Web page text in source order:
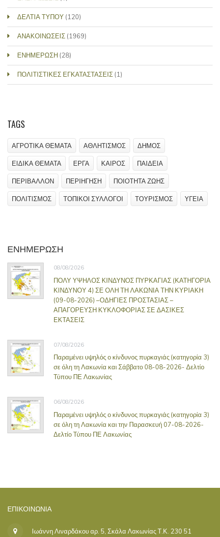
ΔΕΛΤΙΑ ΤΥΠΟΥ (120)
ΑΝΑΚΟΙΝΩΣΕΙΣ (1969)
ΕΝΗΜΕΡΩΣΗ (28)
ΠΟΛΙΤΙΣΤΙΚΕΣ ΕΓΚΑΤΑΣΤΑΣΕΙΣ (1)
TAGS
ΑΓΡΟΤΙΚΑ ΘΕΜΑΤΑ ΑΘΛΗΤΙΣΜΟΣ ΔΗΜΟΣ
ΕΙΔΙΚΑ ΘΕΜΑΤΑ ΕΡΓΑ ΚΑΙΡΟΣ ΠΑΙΔΕΙΑ
ΠΕΡΙΒΑΛΛΟΝ ΠΕΡΙΗΓΗΣΗ ΠΟΙΟΤΗΤΑ ΖΩΗΣ
ΠΟΛΙΤΙΣΜΟΣ ΤΟΠΙΚΟΙ ΣΥΛΛΟΓΟΙ ΤΟΥΡΙΣΜΟΣ ΥΓΕΙΑ
ΕΝΗΜΕΡΩΣΗ
08/08/2026
ΠΟΛΥ ΥΨΗΛΟΣ ΚΙΝΔΥΝΟΣ ΠΥΡΚΑΓΙΑΣ (ΚΑΤΗΓΟΡΙΑ
ΚΙΝΔΥΝΟΥ 4) ΣΕ ΟΛΗ ΤΗ ΛΑΚΩΝΙΑ ΤΗΝ ΚΥΡΙΑΚΗ
(09-08-2026) –ΟΔΗΓΙΕΣ ΠΡΟΣΤΑΣΙΑΣ –
ΑΠΑΓΟΡΕΥΣΗ ΚΥΚΛΟΦΟΡΙΑΣ ΣΕ ΔΑΣΙΚΕΣ
ΕΚΤΑΣΕΙΣ
07/08/2026
Παραμένει υψηλός ο κίνδυνος πυρκαγιάς (κατηγορία 3)
σε όλη τη Λακωνία και Σάββατο 08-08-2026- Δελτίο
Τύπου ΠΕ Λακωνίας
06/08/2026
Παραμένει υψηλός ο κίνδυνος πυρκαγιάς (κατηγορία 3)
σε όλη τη Λακωνία και την Παρασκευή 07-08-2026-
Δελτίο Τύπου ΠΕ Λακωνίας
ΕΠΙΚΟΙΝΩΝΊΑ
Ιωάννη Λιναρδάκου αρ. 5, Σκάλα Λακωνίας Τ.Κ. 230 51